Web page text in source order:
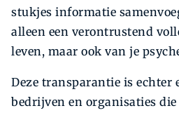
stukjes informatie
alleen een verontrustend
leven, maar ook van je
Deze transparantie is echter
bedrijven en organisaties die